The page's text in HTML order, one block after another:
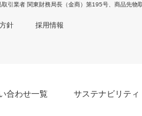
引業者 関東財務局長（金商）第195号、商品先物
針 採用情報
合わせ一覧 サステナビリティ